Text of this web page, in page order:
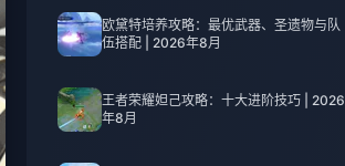
欧黛特培养攻略：最优武器、圣遗物与队
伍搭配 | 2026年8月
王者荣耀妲己攻略：十大进阶技巧 | 2026
年8月